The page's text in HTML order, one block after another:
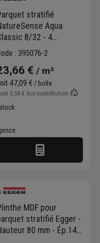
stratifié
Aqua
8/32 - 4
avec
Aqua CLIC it!
- 193 MM x 8,00 MM
1292,0 MM - Chêne
Clair
: 395076-2
€ / m²
47,09 € / boîte
0,54 € éco-contribution
MDF pour
stratifié Egger -
80 mm - Ép.14